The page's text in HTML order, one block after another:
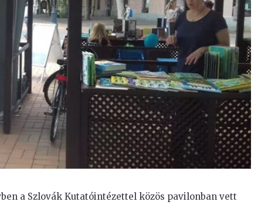
a Szlovák Kutatóintézettel közös pavilonban vett